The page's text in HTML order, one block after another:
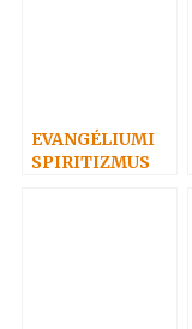
EVANGÉLIUMI
SPIRITIZMUS